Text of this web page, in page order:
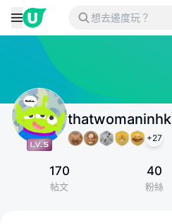
thatwomaninhk
+27
170
帖文
40
粉絲